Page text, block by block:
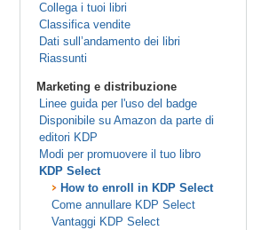
Collega i tuoi libri
Classifica vendite
Dati sull’andamento dei libri
Riassunti
Marketing e distribuzione
Linee guida per l'uso del badge
Disponibile su Amazon da parte di
editori KDP
Modi per promuovere il tuo libro
KDP Select
How to enroll in KDP Select
Come annullare KDP Select
Vantaggi KDP Select